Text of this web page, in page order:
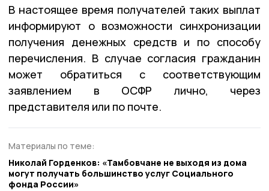
В настоящее время получателей таких выплат
информируют о возможности синхронизации
получения денежных средств и по способу
перечисления. В случае согласия гражданин
может обратиться с соответствующим
заявлением в ОСФР лично, через
представителя или по почте.
Материалы по теме:
Николай Горденков: «Тамбовчане не выходя из дома
могут получать большинство услуг Социального
фонда России»